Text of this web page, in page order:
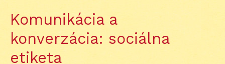
Komunikácia a
konverzácia: sociálna
etiketa